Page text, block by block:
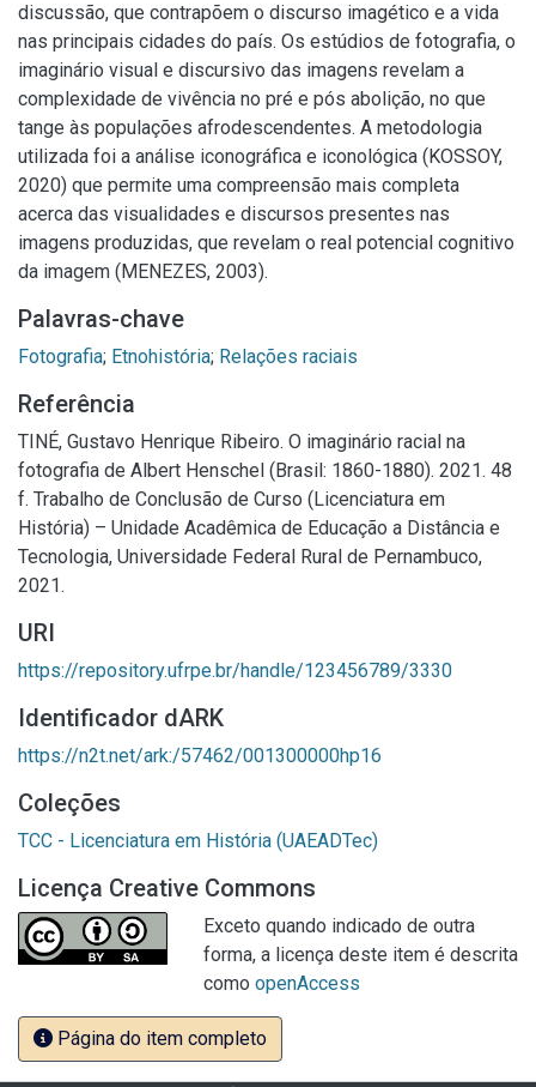
discussão, que contrapõem o discurso imagético e a vida
nas principais cidades do país. Os estúdios de fotografia, o
imaginário visual e discursivo das imagens revelam a
complexidade de vivência no pré e pós abolição, no que
tange às populações afrodescendentes. A metodologia
utilizada foi a análise iconográfica e iconológica (KOSSOY,
2020) que permite uma compreensão mais completa
acerca das visualidades e discursos presentes nas
imagens produzidas, que revelam o real potencial cognitivo
da imagem (MENEZES, 2003).
Palavras-chave
Fotografia; Etnohistória; Relações raciais
Referência
TINÉ, Gustavo Henrique Ribeiro. O imaginário racial na
fotografia de Albert Henschel (Brasil: 1860-1880). 2021. 48
f. Trabalho de Conclusão de Curso (Licenciatura em
História) – Unidade Acadêmica de Educação a Distância e
Tecnologia, Universidade Federal Rural de Pernambuco,
2021.
URI
https://repository.ufrpe.br/handle/123456789/3330
Identificador dARK
https://n2t.net/ark:/57462/001300000hp16
Coleções
TCC - Licenciatura em História (UAEADTec)
Licença Creative Commons
Exceto quando indicado de outra
forma, a licença deste item é descrita
como openAccess
Página do item completo